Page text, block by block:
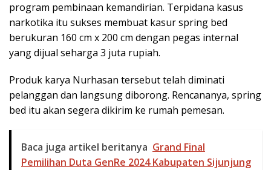
program pembinaan kemandirian. Terpidana kasus
narkotika itu sukses membuat kasur spring bed
berukuran 160 cm x 200 cm dengan pegas internal
yang dijual seharga 3 juta rupiah.
Produk karya Nurhasan tersebut telah diminati
pelanggan dan langsung diborong. Rencananya, spring
bed itu akan segera dikirim ke rumah pemesan.
Baca juga artikel beritanya Grand Final
Pemilihan Duta GenRe 2024 Kabupaten Sijunjung